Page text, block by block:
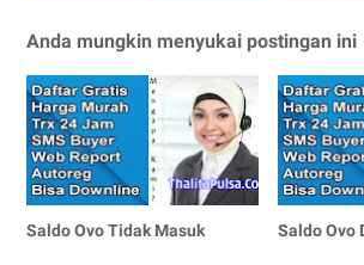
Anda mungkin menyukai postingan ini
Saldo Ovo Tidak Masuk Saldo Ovo